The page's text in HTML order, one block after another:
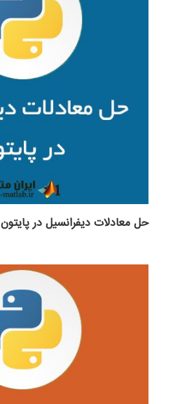
حل معادلات دیفرانسیل در پایتون